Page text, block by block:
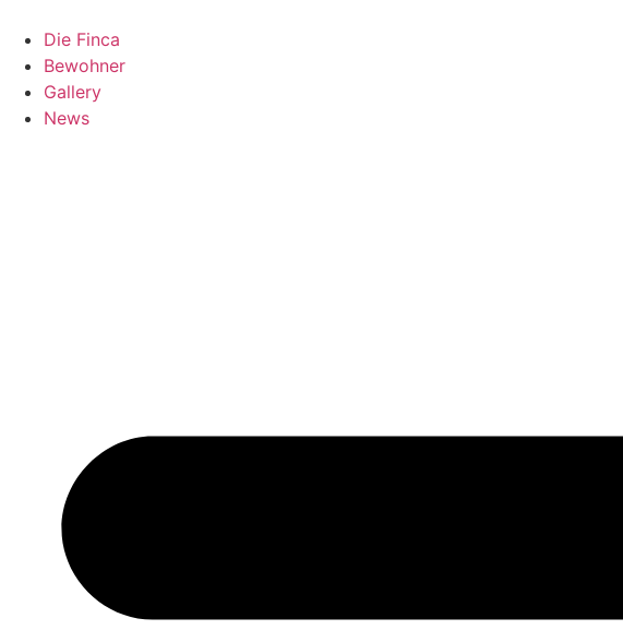
Inhalt
springen
Die Finca
Bewohner
Gallery
News